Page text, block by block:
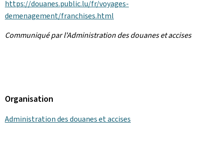
https://douanes.public.lu/fr/voyages-
demenagement/franchises.html
Communiqué par l'Administration des douanes et accises
Organisation
Administration des douanes et accises